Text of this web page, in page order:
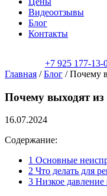
Видеоотзывы
Блог
Контакты
+7 925 177-13-
Главная /Блог /Почему
Почему выходят
16.07.2024
Содержание:
1 Основные
2 Что делать для
3 Низкое